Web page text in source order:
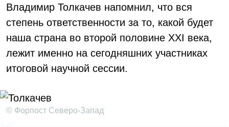
Владимир Толкачев напомнил, что вся
степень ответственности за то, какой будет
наша страна во второй половине ХХI века,
лежит именно на сегодняшних участниках
итоговой научной сессии.
© Форпост Северо-Запад